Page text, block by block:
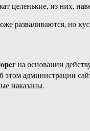
из них,
разваливаются, но
на основании
этом администрации
наказаны.